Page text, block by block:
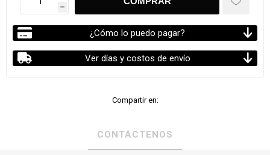
h
¿Cómo lo puedo pagar?
Ver días y costos de envío
Compartir en:
CONTÁCTENOS